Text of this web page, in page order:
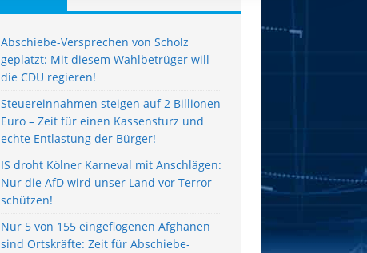
Abschiebe-Versprechen von Scholz
geplatzt: Mit diesem Wahlbetrüger will
die CDU regieren!
Steuereinnahmen steigen auf 2 Billionen
Euro – Zeit für einen Kassensturz und
echte Entlastung der Bürger!
IS droht Kölner Karneval mit Anschlägen:
Nur die AfD wird unser Land vor Terror
schützen!
Nur 5 von 155 eingeflogenen Afghanen
sind Ortskräfte: Zeit für Abschiebe-